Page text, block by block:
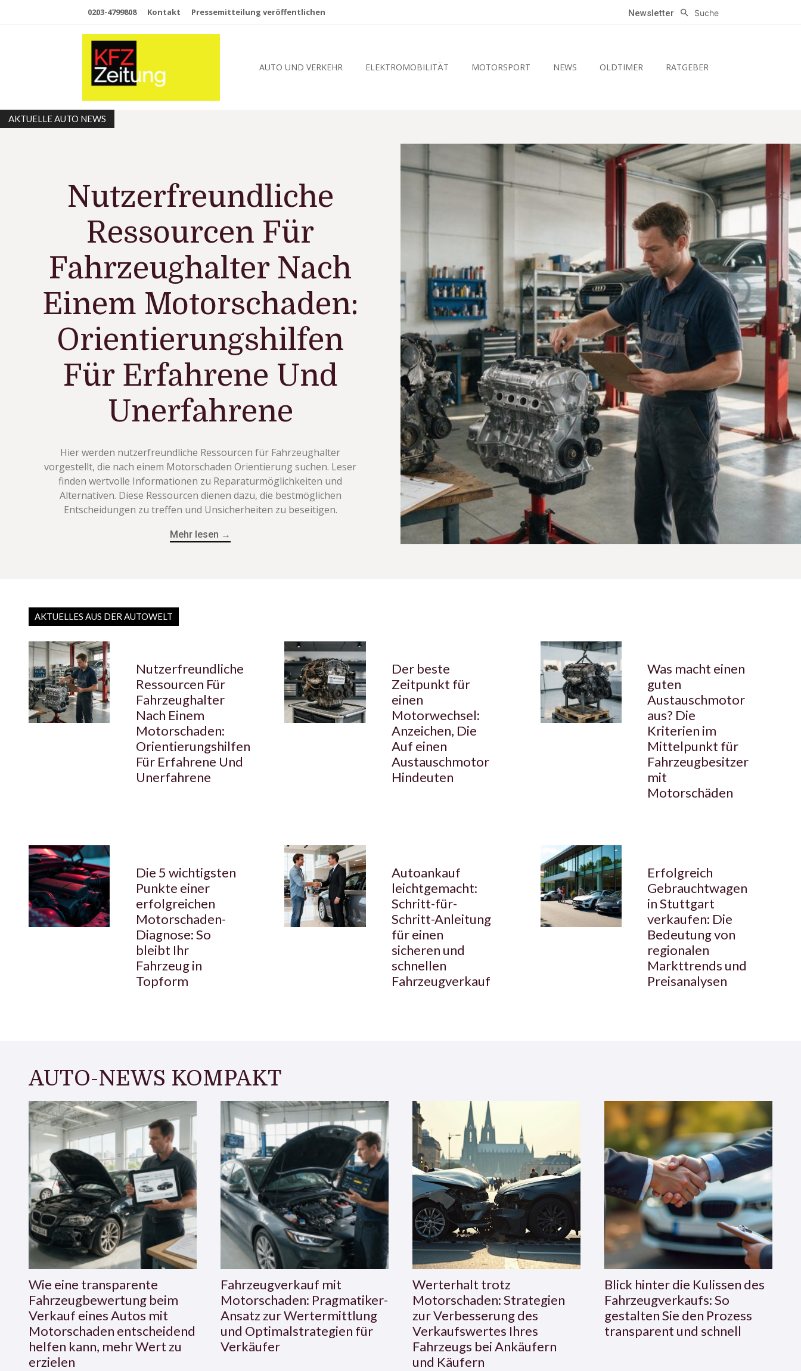
0203-4799808 Kontakt Pressemitteilung veröffentlichen Newsletter Suche
AUTO UND VERKEHR ELEKTROMOBILITÄT MOTORSPORT NEWS OLDTIMER RATGEBER
AKTUELLE AUTO NEWS
Nutzerfreundliche
Ressourcen Für
Fahrzeughalter Nach
Einem Motorschaden:
Orientierungshilfen
Für Erfahrene Und
Unerfahrene
Hier werden nutzerfreundliche Ressourcen für Fahrzeughalter
vorgestellt, die nach einem Motorschaden Orientierung suchen. Leser
finden wertvolle Informationen zu Reparaturmöglichkeiten und
Alternativen. Diese Ressourcen dienen dazu, die bestmöglichen
Entscheidungen zu treffen und Unsicherheiten zu beseitigen.
Mehr lesen →
AKTUELLES AUS DER AUTOWELT
Nutzerfreundliche
Ressourcen Für
Fahrzeughalter
Nach Einem
Motorschaden:
Orientierungshilfen
Für Erfahrene Und
Unerfahrene
Der beste
Zeitpunkt für
einen
Motorwechsel:
Anzeichen, Die
Auf einen
Austauschmotor
Hindeuten
Was macht einen
guten
Austauschmotor
aus? Die
Kriterien im
Mittelpunkt für
Fahrzeugbesitzer
mit
Motorschäden
Die 5 wichtigsten
Punkte einer
erfolgreichen
Motorschaden-
Diagnose: So
bleibt Ihr
Fahrzeug in
Topform
Autoankauf
leichtgemacht:
Schritt-für-
Schritt-Anleitung
für einen
sicheren und
schnellen
Fahrzeugverkauf
Erfolgreich
Gebrauchtwagen
in Stuttgart
verkaufen: Die
Bedeutung von
regionalen
Markttrends und
Preisanalysen
AUTO-NEWS KOMPAKT
Wie eine transparente
Fahrzeugbewertung beim
Verkauf eines Autos mit
Motorschaden entscheidend
helfen kann, mehr Wert zu
erzielen
Fahrzeugverkauf mit
Motorschaden: Pragmatiker-
Ansatz zur Wertermittlung
und Optimalstrategien für
Verkäufer
Werterhalt trotz
Motorschaden: Strategien
zur Verbesserung des
Verkaufswertes Ihres
Fahrzeugs bei Ankäufern
und Käufern
Blick hinter die Kulissen des
Fahrzeugverkaufs: So
gestalten Sie den Prozess
transparent und schnell